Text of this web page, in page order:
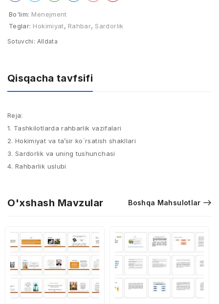
Bo'lim: Menejment
Teglar: Hokimiyat, Rahbar, Sardorlik
Sotuvchi: Alldata
Qisqacha tavfsifi
Reja:
1. Tashkilotlarda rahbarlik vazifalari
2. Hokimiyat va ta’sir ko`rsatish shakllari
3. Sardorlik va uning tushunchasi
4. Rahbarlik uslubi
O'xshash Mavzular Boshqa Mahsulotlar